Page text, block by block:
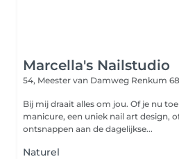
Marcella's Nailstudio
54, Meester van Damweg Renkum
Bij mij draait alles om jou. Of je nu
manicure, een uniek nail art design,
ontsnappen aan de dagelijkse...
Naturel